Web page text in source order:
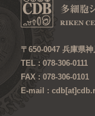
〒650-0047 兵庫県
TEL : 078-306-0111
FAX : 078-306-0101
E-mail :